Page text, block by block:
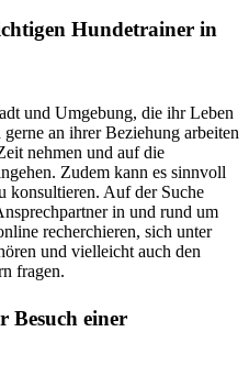
Hundetrainer in
und Umgebung, die ihr Leben
an ihrer Beziehung arbeiten
nehmen und auf die
Zudem kann es sinnvoll
konsultieren. Auf der Suche
in und rund um
recherchieren, sich unter
und vielleicht auch den
fragen.
Besuch einer